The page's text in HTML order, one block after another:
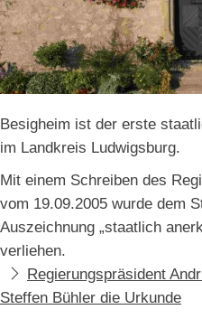
Besigheim ist der erste
im Landkreis Ludwigsburg.
Mit einem Schreiben des
vom 19.09.2005 wurde dem
Auszeichnung „staatlich
verliehen.
Regierungspräsident
Steffen Bühler die Urkunde